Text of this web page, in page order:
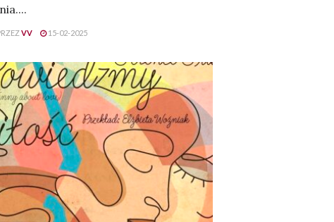
VV 15-02-2025